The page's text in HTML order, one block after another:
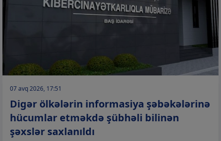
07 avq 2026, 17:51
Digər ölkələrin informasiya şəbəkələrinə
hücumlar etməkdə şübhəli bilinən
şəxslər saxlanıldı